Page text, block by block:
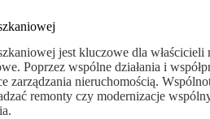
jest kluczowe dla właścicieli
Poprzez wspólne działania i
zarządzania nieruchomością.
remonty czy modernizacje